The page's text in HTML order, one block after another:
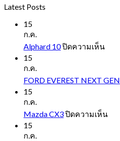
Latest Posts
15
ก.ค.
Alphard 10ปิดความเห็นบน
15
ก.ค.
FORD EVEREST NEXT GEN
15
ก.ค.
Mazda CX3ปิดความเห็นบน
15
ก.ค.